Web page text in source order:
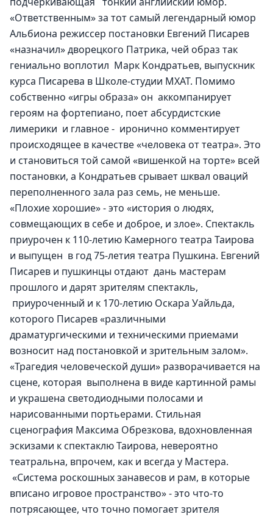
«Ответственным» за тот самый легендарный юмор
Альбиона режиссер постановки Евгений Писарев
«назначил» дворецкого Патрика, чей образ так
гениально воплотил  Марк Кондратьев, выпускник
курса Писарева в Школе-студии МХАТ. Помимо
собственно «игры образа» он  аккомпанирует
героям на фортепиано, поет абсурдистские
лимерики  и главное -  иронично комментирует
происходящее в качестве «человека от театра». Это
и становиться той самой «вишенкой на торте» всей
постановки, а Кондратьев срывает шквал оваций
переполненного зала раз семь, не меньше.
«Плохие хорошие» - это «история о людях,
совмещающих в себе и доброе, и злое». Спектакль
приурочен к 110-летию Камерного театра Таирова
и выпущен  в год 75-летия театра Пушкина. Евгений
Писарев и пушкинцы отдают  дань мастерам
прошлого и дарят зрителям спектакль,
приуроченный и к 170-летию Оскара Уайльда,
которого Писарев «различными
драматургическими и техническими приемами
возносит над постановкой и зрительным залом».
«Трагедия человеческой души» разворачивается на
сцене, которая  выполнена в виде картинной рамы
и украшена светодиодными полосами и
нарисованными портьерами. Стильная
сценография Максима Обрезкова, вдохновленная
эскизами к спектаклю Таирова, невероятно
театральна, впрочем, как и всегда у Мастера.
«Система роскошных занавесов и рам, в которые
вписано игровое пространство» - это что-то
потрясающее, что точно помогает зрителя